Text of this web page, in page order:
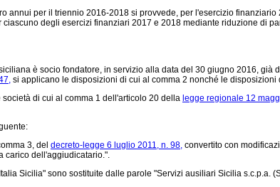
per il triennio 2016-2018 si provvede, per l'esercizio
degli esercizi finanziari 2017 e 2018 mediante riduzione di
è socio fondatore, in servizio alla data del 30 giugno 2016,
si applicano le disposizioni di cui al comma 2 nonché le
di cui al comma 1 dell'articolo 20 della legge regionale 12
3, del decreto-legge 6 luglio 2011, n. 98, convertito con
carico dell'aggiudicatario.".
Sicilia" sono sostituite dalle parole "Servizi ausiliari Sicilia s.c.p.a.